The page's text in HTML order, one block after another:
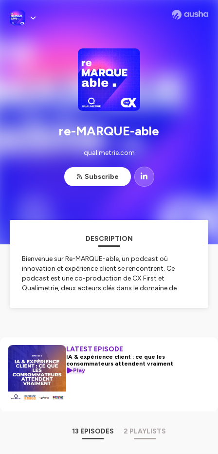
re-MARQUE-able
qualimetrie.com
Subscribe
DESCRIPTION
Bienvenue sur Re-MARQUE-able, un podcast où
innovation et expérience client se rencontrent. Ce
podcast est une co-production de CX First et
Qualimetrie, deux acteurs clés dans le domaine de
révolutionner votre manière de penser l’expérience
client.
Sans plus attendre, découvrons ensemble ce qui fait le
succès des expériences clients remarquables.
Hébergé par Ausha. Visitez
LATEST EPISODE
IA & expérience client : ce que les
consommateurs attendent vraiment
Play
13 EPISODES 2 PLAYLISTS